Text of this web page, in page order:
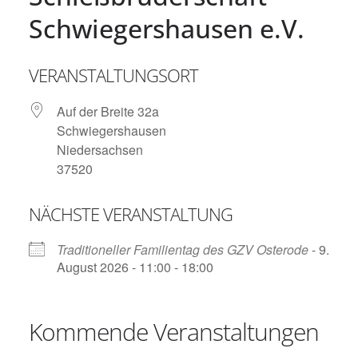
Schwiegershausen e.V.
VERANSTALTUNGSORT
Auf der Breite 32a
Schwiegershausen
Niedersachsen
37520
NÄCHSTE VERANSTALTUNG
Traditioneller Familientag des GZV Osterode- 9.
August 2026 - 11:00 - 18:00
Kommende Veranstaltungen